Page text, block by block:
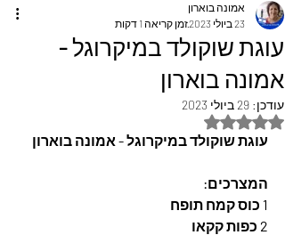
עוגת שוקולד במיקרוגל -
אמונה בוארון
אמונה בוארון
23 ביולי 2023
זמן קריאה 1 דקות
עודכן: 29 ביולי 2023
דירוג של NaN מתוך 5 כוכבים
עוגת שוקולד במיקרוגל - אמונה בוארון
המצרכים:
1 כוס קמח תופח
2 כפות קקאו